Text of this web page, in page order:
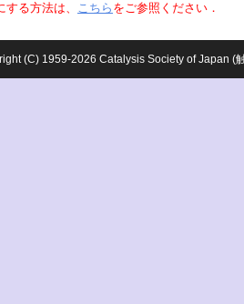
る方法は、 こちら をご参照ください．
(C) 1959-2026 Catalysis Society of Japan (